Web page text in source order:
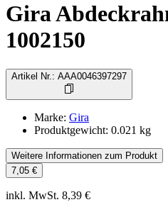
Gira
1002150
Artikel Nr. : AAA0046397297
Marke: Gira
Produktgewicht: 0.021 kg
Weitere Informationen zum Produkt
7,05 €
inkl. MwSt. 8,39 €